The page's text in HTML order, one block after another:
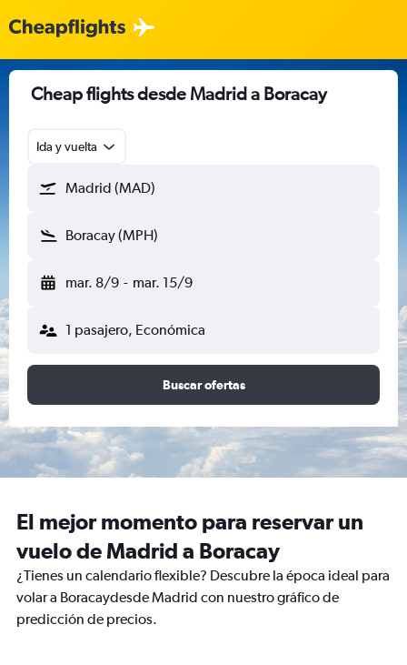
Cheap flights desde Madrid a Boracay
Ida y vuelta
Madrid (MAD)
Boracay (MPH)
mar. 8/9 - mar. 15/9
1 pasajero, Económica
Buscar ofertas
El mejor momento para reservar un
vuelo de Madrid a Boracay
¿Tienes un calendario flexible? Descubre la época ideal para
volar a Boracaydesde Madrid con nuestro gráfico de
predicción de precios.